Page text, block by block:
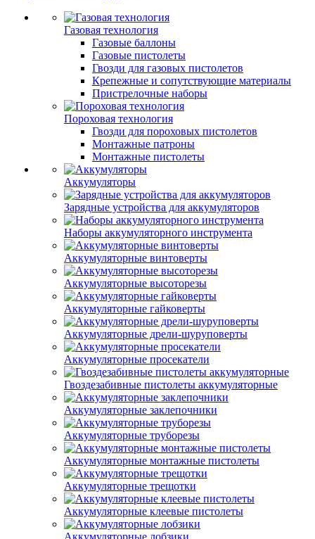
Газовая технология
Газовые баллоны
Газовые пистолеты
Гвозди для газовых пистолетов
Крепежные и сопутствующие материалы
Пристрелочные наборы
Пороховая технология
Гвозди для пороховых пистолетов
Монтажные патроны
Монтажные пистолеты
Аккумуляторы
Зарядные устройства для аккумуляторов
Наборы аккумуляторного инструмента
Аккумуляторные винтоверты
Аккумуляторные высоторезы
Аккумуляторные гайковерты
Аккумуляторные дрели-шуруповерты
Аккумуляторные просекатели
Гвоздезабивные пистолеты аккумуляторные
Аккумуляторные заклепочники
Аккумуляторные труборезы
Аккумуляторные монтажные пистолеты
Аккумуляторные трещотки
Аккумуляторные клеевые пистолеты
Аккумуляторные лобзики